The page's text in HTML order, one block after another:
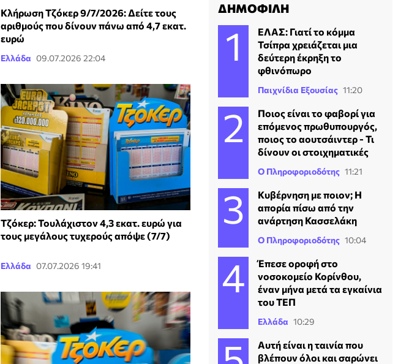
Κλήρωση Τζόκερ 9/7/2026: Δείτε τους
αριθμούς που δίνουν πάνω από 4,7 εκατ.
ευρώ
Ελλάδα 09.07.2026 22:04
Τζόκερ: Τουλάχιστον 4,3 εκατ. ευρώ για
τους μεγάλους τυχερούς απόψε (7/7)
Ελλάδα 07.07.2026 19:41
ΔΗΜΟΦΙΛΗ
ΕΛΑΣ: Γιατί το κόμμα
Τσίπρα χρειάζεται μια
δεύτερη έκρηξη το
φθινόπωρο
Παιχνίδια Εξουσίας 11:20
Ποιος είναι το φαβορί για
επόμενος πρωθυπουργός,
ποιος το αουτσάιντερ - Τι
δίνουν οι στοιχηματικές
Ο Πληροφοριοδότης 11:21
Κυβέρνηση με ποιον; Η
απορία πίσω από την
ανάρτηση Κασσελάκη
Ο Πληροφοριοδότης 10:04
Έπεσε οροφή στο
νοσοκομείο Κορίνθου,
έναν μήνα μετά τα εγκαίνια
του ΤΕΠ
Ελλάδα 10:29
Αυτή είναι η ταινία που
βλέπουν όλοι και σαρώνει